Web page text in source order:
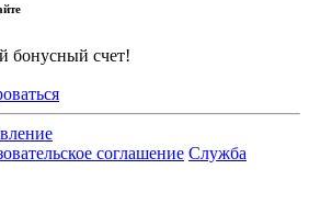
бонусный счет!
соглашение Служба